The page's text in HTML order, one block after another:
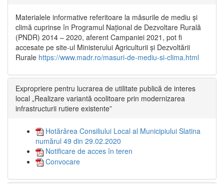
Materialele informative referitoare la măsurile de mediu și
climă cuprinse în Programul Național de Dezvoltare Rurală
(PNDR) 2014 – 2020, aferent Campaniei 2021, pot fi
accesate pe site-ul Ministerului Agriculturii și Dezvoltării
Rurale https://www.madr.ro/masuri-de-mediu-si-clima.html
Expropriere pentru lucrarea de utilitate publică de interes
local „Realizare variantă ocolitoare prin modernizarea
infrastructurii rutiere existente”
Hotărârea Consiliului Local al Municipiului Slatina
numărul 49 din 29.02.2020
Notificare de acces în teren
Convocare